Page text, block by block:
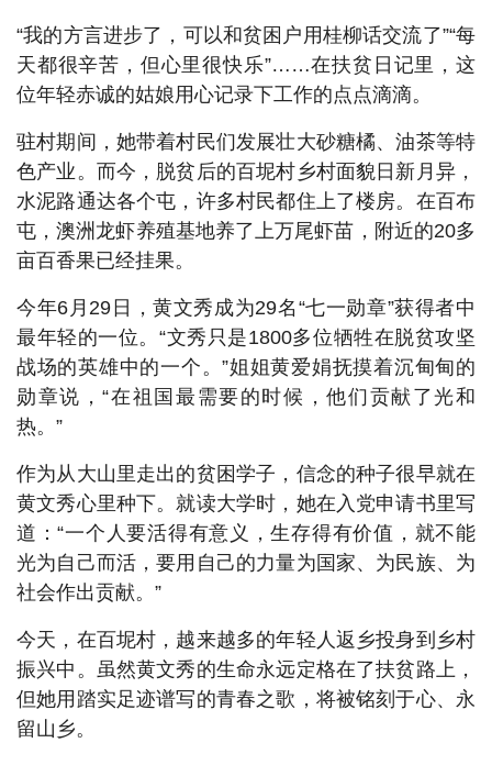
“我的方言进步了，可以和贫困户用桂柳话交流了”“每
天都很辛苦，但心里很快乐”……在扶贫日记里，这
位年轻赤诚的姑娘用心记录下工作的点点滴滴。
驻村期间，她带着村民们发展壮大砂糖橘、油茶等特
色产业。而今，脱贫后的百坭村乡村面貌日新月异，
水泥路通达各个屯，许多村民都住上了楼房。在百布
屯，澳洲龙虾养殖基地养了上万尾虾苗，附近的20多
亩百香果已经挂果。
今年6月29日，黄文秀成为29名“七一勋章”获得者中
最年轻的一位。“文秀只是1800多位牺牲在脱贫攻坚
战场的英雄中的一个。”姐姐黄爱娟抚摸着沉甸甸的
勋章说，“在祖国最需要的时候，他们贡献了光和
热。”
作为从大山里走出的贫困学子，信念的种子很早就在
黄文秀心里种下。就读大学时，她在入党申请书里写
道：“一个人要活得有意义，生存得有价值，就不能
光为自己而活，要用自己的力量为国家、为民族、为
社会作出贡献。”
今天，在百坭村，越来越多的年轻人返乡投身到乡村
振兴中。虽然黄文秀的生命永远定格在了扶贫路上，
但她用踏实足迹谱写的青春之歌，将被铭刻于心、永
留山乡。